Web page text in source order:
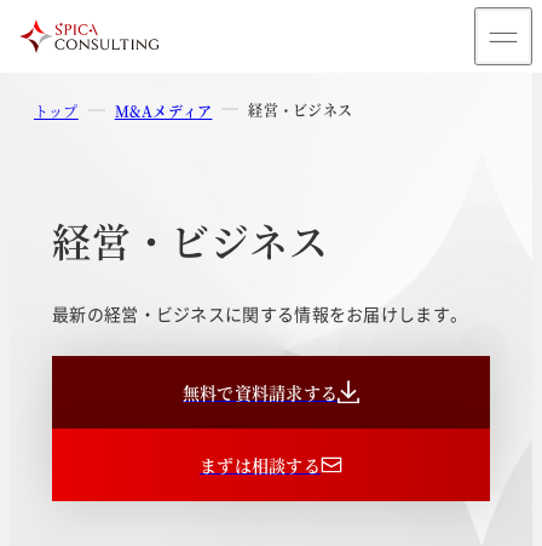
トップ M&Aメディア 経営・ビジネス
経営・ビジネス
最新の経営・ビジネスに関する情報をお届けします。
無料で資料請求する
まずは相談する